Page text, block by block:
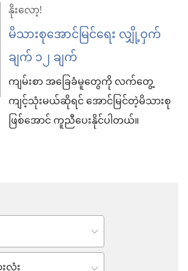
နိုးလော့!
မိသားစုအောင်မြင်ရေး လျှို့ဝှက်
ချက် ၁၂ ချက်
ကျမ်းစာ အခြေခံမူတွေကို လက်တွေ့
ကျင့်သုံးမယ်ဆိုရင် အောင်မြင်တဲ့မိသားစု
ဖြစ်အောင် ကူညီပေးနိုင်ပါတယ်။